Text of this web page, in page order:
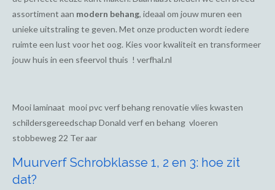
assortiment aan modern behang, ideaal om jouw muren een
unieke uitstraling te geven. Met onze producten wordt iedere
ruimte een lust voor het oog. Kies voor kwaliteit en transformeer
jouw huis in een sfeervol thuis ! verfhal.nl
Mooi laminaat mooi pvc verf behang renovatie vlies kwasten
schildersgereedschap Donald verf en behang vloeren
stobbeweg 22 Ter aar
Muurverf Schrobklasse 1, 2 en 3: hoe zit
dat?